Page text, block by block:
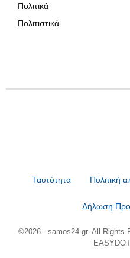
Πολιτικά
Πολιτιστικά
Ταυτότητα Πολιτική
Δήλωση
©2026 - samos24.gr. All Rights